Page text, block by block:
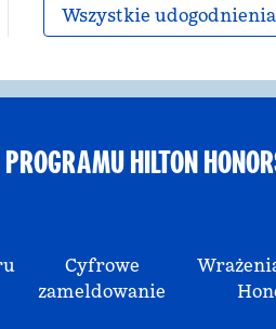
Wszystkie udogodnienia
HILTON
Cyfrowe
zameldowanie